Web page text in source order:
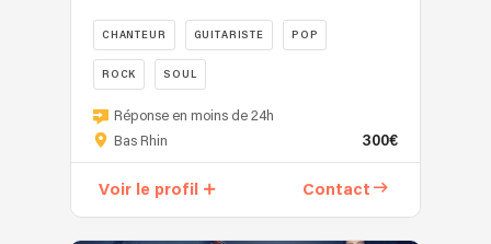
festive
et
conviviale.
univers
traverse
frontières
CHANTEUR GUITARISTE POP
ROCK SOUL
Entre
rock
Réponse en moins de 24h
Bas Rhin
300€
Voir le profil Contact